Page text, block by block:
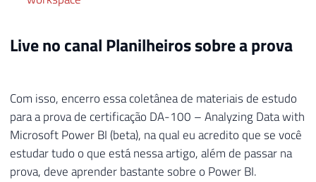
Live no canal Planilheiros sobre a prova
Com isso, encerro essa coletânea de materiais de estudo
para a prova de certificação DA-100 – Analyzing Data with
Microsoft Power BI (beta), na qual eu acredito que se você
estudar tudo o que está nessa artigo, além de passar na
prova, deve aprender bastante sobre o Power BI.